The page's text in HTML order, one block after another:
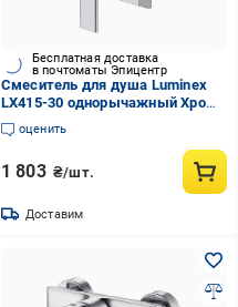
Бесплатная доставка
в почтоматы Эпицентр
Смеситель для душа Luminex
LX415-30 однорычажный Хром
(EA-LX415-30)
оценить
1 803 ₴/шт.
Доставим